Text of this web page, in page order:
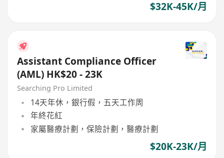
$32K-45K/月
Assistant Compliance Officer
(AML) HK$20 - 23K
Searching Pro Limited
14天年休，銀行假，五天工作周
年終花紅
家屬醫療計劃，保險計劃，醫療計劃
$20K-23K/月